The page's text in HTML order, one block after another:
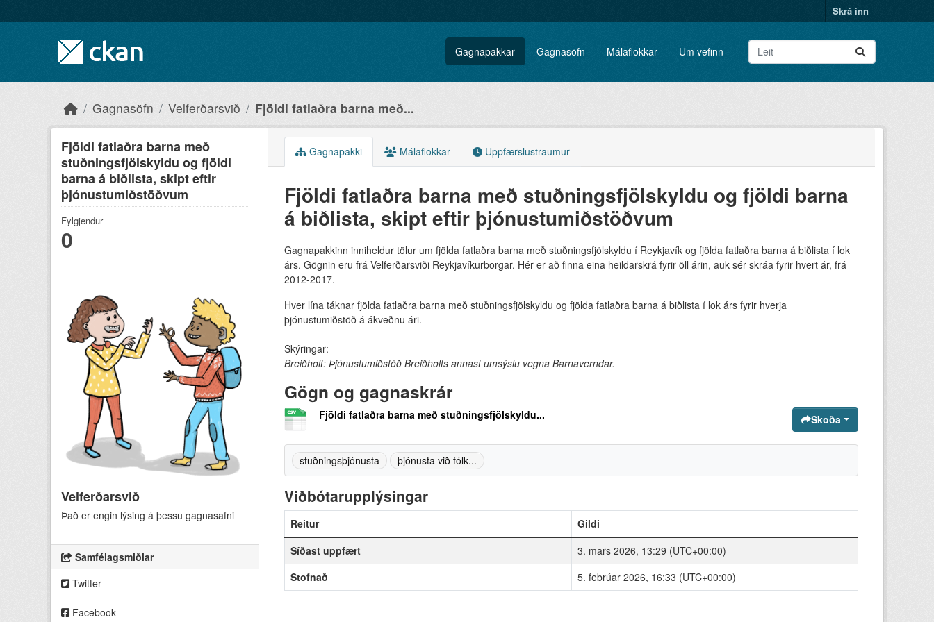
Skrá inn
Gagnapakkar Gagnasöfn Málaflokkar Um vefinn
Gagnasöfn Velferðarsvið Fjöldi fatlaðra barna með...
Fjöldi fatlaðra barna með
stuðningsfjölskyldu og fjöldi
barna á biðlista, skipt eftir
þjónustumiðstöðvum
Fylgjendur
0
Velferðarsvið
Það er engin lýsing á þessu gagnasafni
Samfélagsmiðlar
Twitter
Facebook
Gagnapakki Málaflokkar Uppfærslustraumur
Fjöldi fatlaðra barna með stuðningsfjölskyldu og fjöldi barna
á biðlista, skipt eftir þjónustumiðstöðvum
Gagnapakkinn inniheldur tölur um fjölda fatlaðra barna með stuðningsfjölskyldu í Reykjavík og fjölda fatlaðra barna á biðlista í lok
árs. Gögnin eru frá Velferðarsviði Reykjavíkurborgar. Hér er að finna eina heildarskrá fyrir öll árin, auk sér skráa fyrir hvert ár, frá
2012-2017.
Hver lína táknar fjölda fatlaðra barna með stuðningsfjölskyldu og fjölda fatlaðra barna á biðlista í lok árs fyrir hverja
þjónustumiðstöð á ákveðnu ári.
Skýringar:
Breiðholt: Þjónustumiðstöð Breiðholts annast umsýslu vegna Barnaverndar.
Gögn og gagnaskrár
Fjöldi fatlaðra barna með stuðningsfjölskyldu... Skoða
stuðningsþjónusta þjónusta við fólk...
Viðbótarupplýsingar
Reitur
Gildi
Síðast uppfært
3. mars 2026, 13:29 (UTC+00:00)
Stofnað
5. febrúar 2026, 16:33 (UTC+00:00)